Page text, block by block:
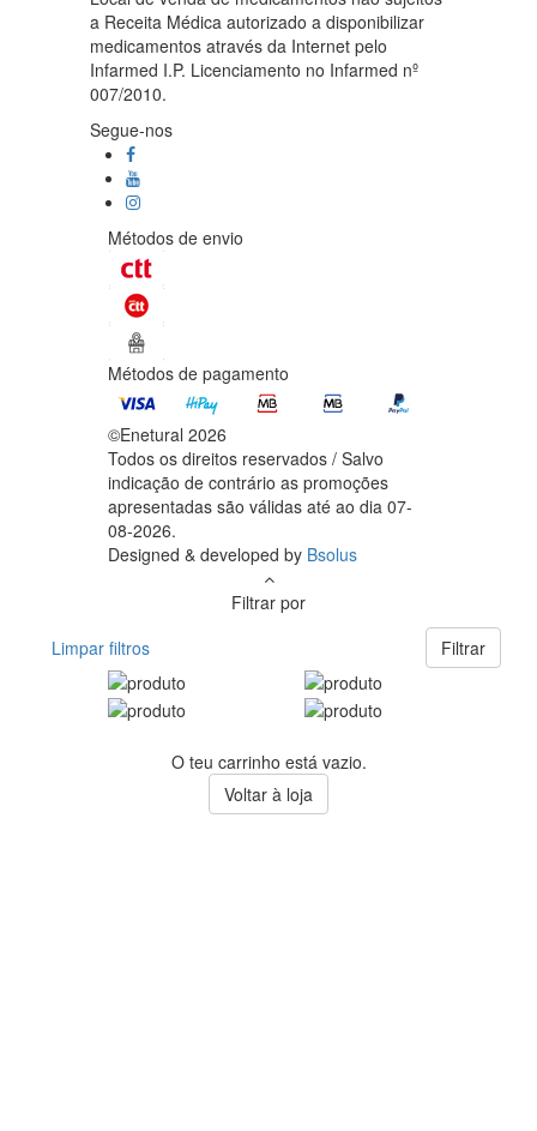
a Receita Médica autorizado a disponibilizar
medicamentos através da Internet pelo
Infarmed I.P. Licenciamento no Infarmed nº
007/2010.
Segue-nos
Métodos de envio
Métodos de pagamento
©Enetural 2026
Todos os direitos reservados / Salvo
indicação de contrário as promoções
apresentadas são válidas até ao dia 07-
08-2026.
Designed & developed by Bsolus
Filtrar por
Limpar filtros
Filtrar
O teu carrinho está vazio.
Voltar à loja